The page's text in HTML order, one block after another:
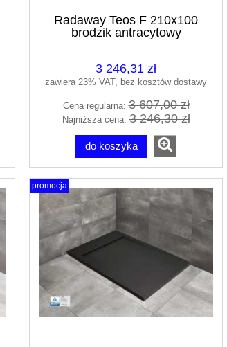
Radaway Teos F 210x100
brodzik antracytowy
3 246,31 zł
zawiera 23% VAT, bez kosztów dostawy
Cena regularna:3 607,00 zł
Najniższa cena:3 246,30 zł
do koszyka
promocja